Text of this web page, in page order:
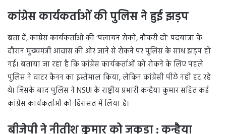
कांग्रेस कार्यकर्ताओं की पुलिस ने हुई झड़प
बता दें, कांग्रेस कार्यकर्ताओं की ‘पलायन रोको, नौकरी दो’ पदयात्रा के
दौरान मुख्यमंत्री आवास की ओर जाने से रोकने पर पुलिस के साथ झड़प हो
गई। बताया जा रहा है कि कांग्रेस कार्यकर्ताओं को रोकने के लिए पहले
पुलिस ने वाटर कैनन का इस्तेमाल किया, लेकिन कांग्रेसी पीछे नहीं हट रहे
थे। जिसके बाद पुलिस ने NSUI के राष्ट्रीय प्रभारी कन्हैया कुमार सहित कई
कांग्रेस कार्यकर्ताओं को हिरासत में लिया है।